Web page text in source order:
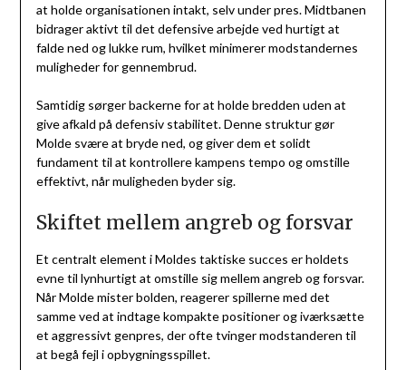
at holde organisationen intakt, selv under pres. Midtbanen
bidrager aktivt til det defensive arbejde ved hurtigt at
falde ned og lukke rum, hvilket minimerer modstandernes
muligheder for gennembrud.
Samtidig sørger backerne for at holde bredden uden at
give afkald på defensiv stabilitet. Denne struktur gør
Molde svære at bryde ned, og giver dem et solidt
fundament til at kontrollere kampens tempo og omstille
effektivt, når muligheden byder sig.
Skiftet mellem angreb og forsvar
Et centralt element i Moldes taktiske succes er holdets
evne til lynhurtigt at omstille sig mellem angreb og forsvar.
Når Molde mister bolden, reagerer spillerne med det
samme ved at indtage kompakte positioner og iværksætte
et aggressivt genpres, der ofte tvinger modstanderen til
at begå fejl i opbygningsspillet.